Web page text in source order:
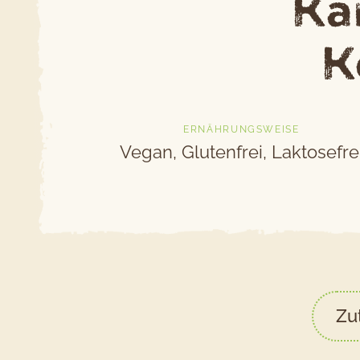
ERNÄHRUNGSWEISE
Vegan, Glutenfrei,